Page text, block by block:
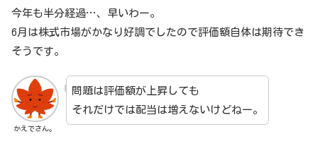
今年も半分経過…、早いわー。
6月は株式市場がかなり好調でしたので評価額自体は期待でき
そうです。
かえでさん。
問題は評価額が上昇しても
それだけでは配当は増えないけどねー。